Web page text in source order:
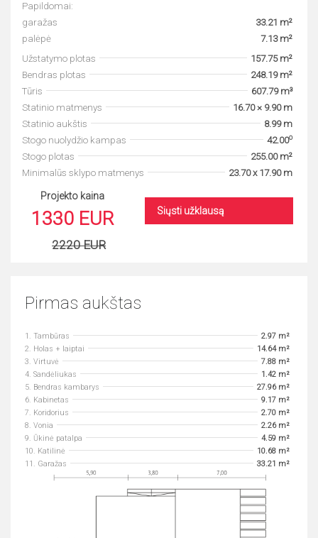
Papildomai:
garažas
33.21 m²
palėpė
7.13 m²
Užstatymo plotas
157.75 m²
Bendras plotas
248.19 m²
Tūris
607.79 m³
Statinio matmenys
16.70 × 9.90 m
Statinio aukštis
8.99 m
Stogo nuolydžio kampas
42.00o
Stogo plotas
255.00 m²
Minimalūs sklypo matmenys
23.70 x 17.90 m
Projekto kaina
1330 EUR
2220 EUR
Siųsti užklausą
Pirmas aukštas
1. Tambūras
2.97 m²
2. Holas + laiptai
14.64 m²
3. Virtuvė
7.88 m²
4. Sandėliukas
1.42 m²
5. Bendras kambarys
27.96 m²
6. Kabinetas
9.17 m²
7. Koridorius
2.70 m²
8. Vonia
2.26 m²
9. Ūkinė patalpa
4.59 m²
10. Katilinė
10.68 m²
11. Garažas
33.21 m²